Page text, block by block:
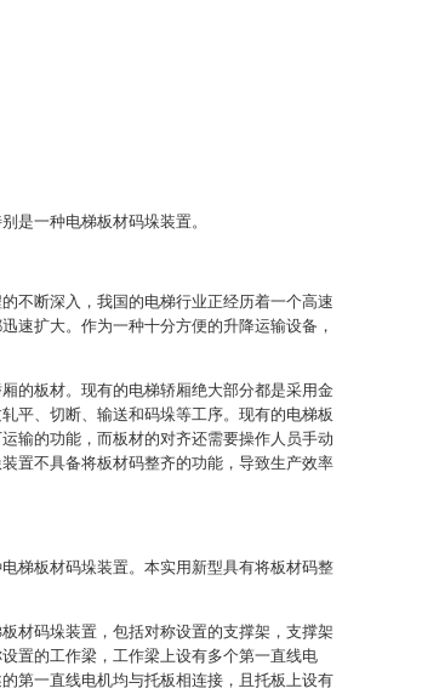
是一种电梯板材码垛装置。
不断深入，我国的电梯行业正经历着一个高速
速扩大。作为一种十分方便的升降运输设备，
的板材。现有的电梯轿厢绝大部分都是采用金
平、切断、输送和码垛等工序。现有的电梯板
输的功能，而板材的对齐还需要操作人员手动
置不具备将板材码整齐的功能，导致生产效率
梯板材码垛装置。本实用新型具有将板材码整
材码垛装置，包括对称设置的支撑架，支撑架
置的工作梁，工作梁上设有多个第一直线电
第一直线电机均与托板相连接，且托板上设有